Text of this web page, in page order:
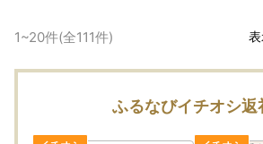
・三浦市に寄附をしていただいた方を
りします。
（三浦市内にお住まいの方には返礼品
ん。予めご了承ください。）
・寄附の入金確認後、2か月以内に発送
※発送の目安は、それぞれの返礼品ペー
いたします。 季節限定や、「○ヶ月待
1~20件(全111件) 表
ふるなびイチオシ返